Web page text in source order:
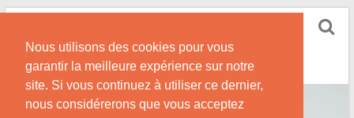
Nous utilisons des cookies pour vous
garantir la meilleure expérience sur notre
site. Si vous continuez à utiliser ce dernier,
nous considérerons que vous acceptez
Skip
content
Nos Conseils pour Rencontrer Une Femme
Originaire de Chine !